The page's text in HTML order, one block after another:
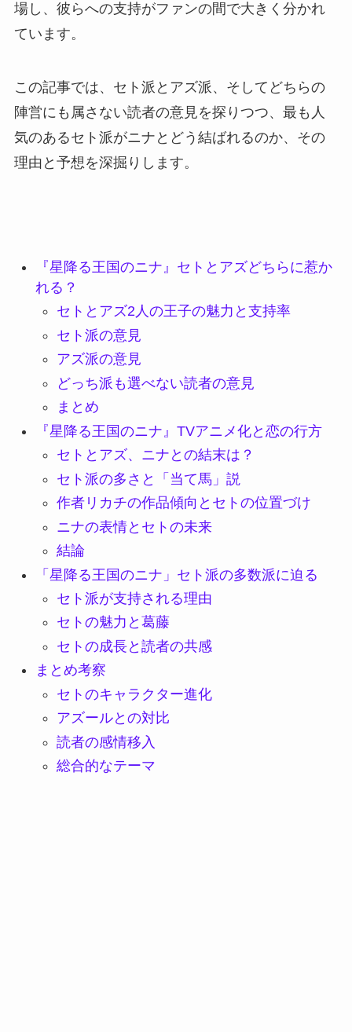
場し、彼らへの支持がファンの間で大きく分かれ
ています。
この記事では、セト派とアズ派、そしてどちらの
陣営にも属さない読者の意見を探りつつ、最も人
気のあるセト派がニナとどう結ばれるのか、その
理由と予想を深掘りします。
『星降る王国のニナ』セトとアズどちらに惹か
れる？
セトとアズ2人の王子の魅力と支持率
セト派の意見
アズ派の意見
どっち派も選べない読者の意見
まとめ
『星降る王国のニナ』TVアニメ化と恋の行方
セトとアズ、ニナとの結末は？
セト派の多さと「当て馬」説
作者リカチの作品傾向とセトの位置づけ
ニナの表情とセトの未来
結論
「星降る王国のニナ」セト派の多数派に迫る
セト派が支持される理由
セトの魅力と葛藤
セトの成長と読者の共感
まとめ考察
セトのキャラクター進化
アズールとの対比
読者の感情移入
総合的なテーマ